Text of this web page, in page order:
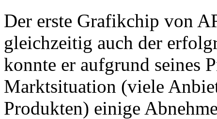
Der erste Grafikchip von
gleichzeitig auch der
konnte er aufgrund seines
Marktsituation (viele
Produkten) einige